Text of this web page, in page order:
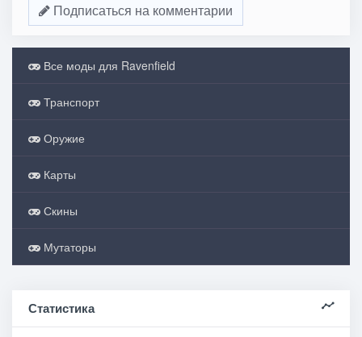
Подписаться на комментарии
Все моды для Ravenfield
Транспорт
Оружие
Карты
Скины
Мутаторы
Статистика